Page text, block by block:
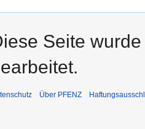
Seite
Über PFENZ